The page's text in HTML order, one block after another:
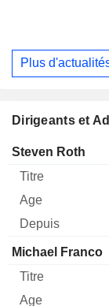
Plus
Dirigeants et
Dirigeant Titre
Steven Roth
Michael Franco